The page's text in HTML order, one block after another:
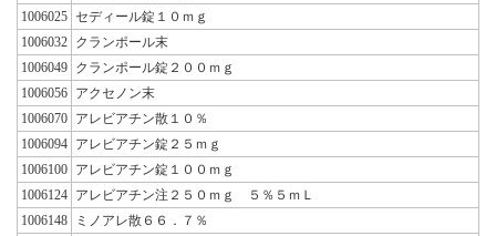
1006025 セディール錠１０ｍｇ
1006032 クランポール末
1006049 クランポール錠２００ｍｇ
1006056 アクセノン末
1006070 アレビアチン散１０％
1006094 アレビアチン錠２５ｍｇ
1006100 アレビアチン錠１００ｍｇ
1006124 アレビアチン注２５０ｍｇ ５％５ｍＬ
1006148
ミノアレ散６６．７％